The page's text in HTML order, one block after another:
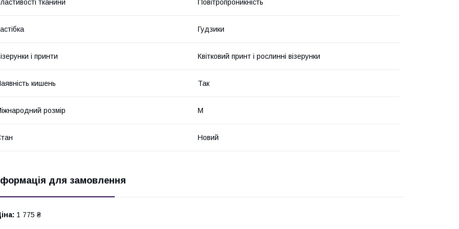
тканини Повітропроникність
Гудзики
і принти Квітковий принт і рослинні візерунки
кишень Так
розмір M
Новий
для замовлення
1 775 ₴